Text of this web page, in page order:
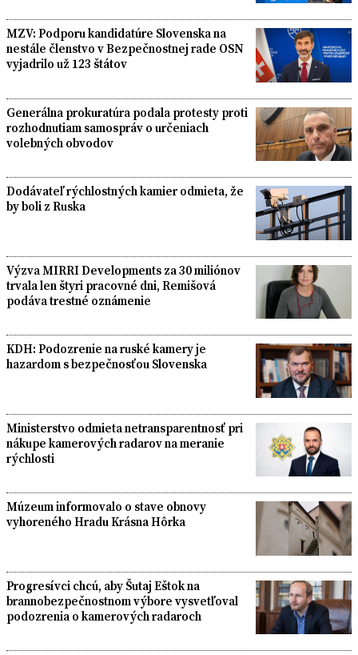
MZV: Podporu kandidatúre Slovenska na
nestále členstvo v Bezpečnostnej rade OSN
vyjadrilo už 123 štátov
Generálna prokuratúra podala protesty proti
rozhodnutiam samospráv o určeniach
volebných obvodov
Dodávateľ rýchlostných kamier odmieta, že
by boli z Ruska
Výzva MIRRI Developments za 30 miliónov
trvala len štyri pracovné dni, Remišová
podáva trestné oznámenie
KDH: Podozrenie na ruské kamery je
hazardom s bezpečnosťou Slovenska
Ministerstvo odmieta netransparentnosť pri
nákupe kamerových radarov na meranie
rýchlosti
Múzeum informovalo o stave obnovy
vyhoreného Hradu Krásna Hôrka
Progresívci chcú, aby Šutaj Eštok na
brannobezpečnostnom výbore vysvetľoval
podozrenia o kamerových radaroch